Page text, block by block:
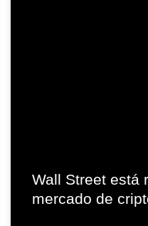
Wall Street está
mercado de